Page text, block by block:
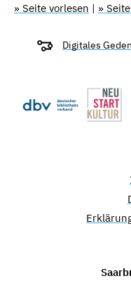
» Seite vorlesen | »
Digitales